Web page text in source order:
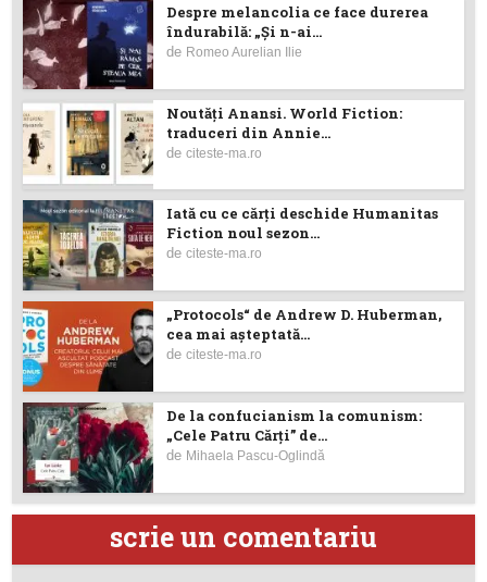
Despre melancolia ce face durerea
îndurabilă: „Și n-ai...
de Romeo Aurelian Ilie
Noutăţi Anansi. World Fiction:
traduceri din Annie...
deciteste-ma.ro
Iată cu ce cărţi deschide Humanitas
Fiction noul sezon...
deciteste-ma.ro
„Protocols“ de Andrew D. Huberman,
cea mai așteptată...
deciteste-ma.ro
De la confucianism la comunism:
„Cele Patru Cărți” de...
de Mihaela Pascu-Oglindă
scrie un comentariu